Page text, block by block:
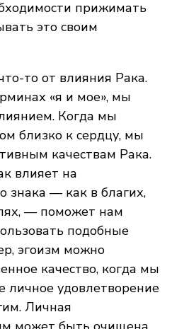
прижимать
это своим
то от влияния Рака.
«я и мое», мы
Когда мы
близко к сердцу, мы
качествам Рака.
влияет на
знака — как в благих,
— поможет нам
подобные
эгоизм можно
качество, когда мы
личное удовлетворение
Личная